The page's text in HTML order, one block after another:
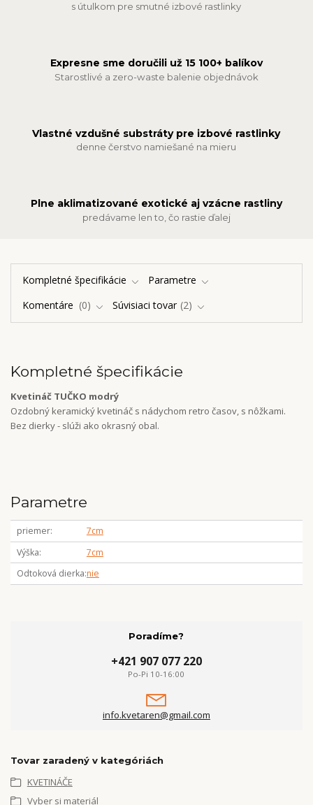
s útulkom pre smutné izbové rastlinky
Expresne sme doručili už 15 100+ balíkov
Starostlivé a zero-waste balenie objednávok
Vlastné vzdušné substráty pre izbové rastlinky
denne čerstvo namiešané na mieru
Plne aklimatizované exotické aj vzácne rastliny
predávame len to, čo rastie ďalej
Kompletné špecifikácie
Parametre
Komentáre
0 Súvisiaci tovar 2
Kompletné špecifikácie
Kvetináč TUČKO modrý
Ozdobný keramický kvetináč s nádychom retro časov, s nôžkami.
Bez dierky - slúži ako okrasný obal.
Parametre
priemer
7cm
Výška
7cm
Odtoková dierka nie
Poradíme?
+421 907 077 220
Po-Pi 10-16:00
info.kvetaren@gmail.com
Tovar zaradený v kategóriách
KVETINÁČE
Vyber si materiál